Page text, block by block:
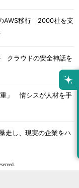
AWS移行 2000社を支
クラウドの安全神話を
重」 情シスが人材を手
走し、現実の企業をハ